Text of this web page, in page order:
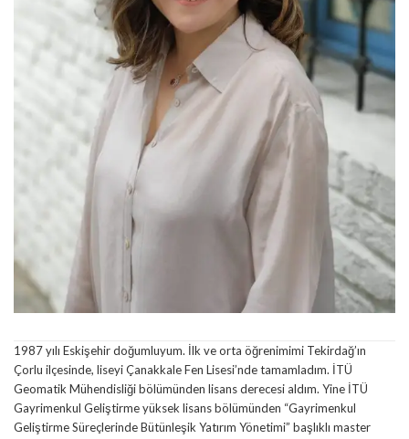
1987 yılı Eskişehir doğumluyum. İlk ve orta öğrenimimi Tekirdağ’ın
Çorlu ilçesinde, liseyi Çanakkale Fen Lisesi’nde tamamladım. İTÜ
Geomatik Mühendisliği bölümünden lisans derecesi aldım. Yine İTÜ
Gayrimenkul Geliştirme yüksek lisans bölümünden “Gayrimenkul
Geliştirme Süreçlerinde Bütünleşik Yatırım Yönetimi” başlıklı master